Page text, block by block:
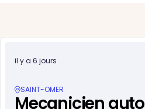
il y a 6 jours
SAINT-OMER
Mecanicien